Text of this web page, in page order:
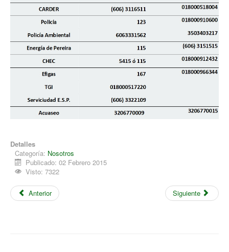
Detalles
Categoría: Nosotros
Publicado: 02 Febrero 2015
Visto: 7322
Anterior Siguiente